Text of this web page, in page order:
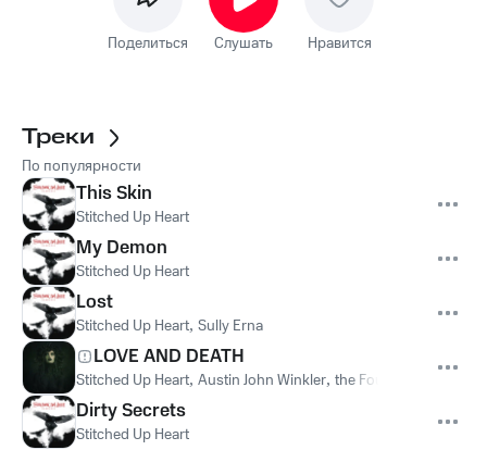
Поделиться Слушать Нравится
Треки
По популярности
This Skin
Stitched Up Heart
My Demon
Stitched Up Heart
Lost
Stitched Up Heart, Sully Erna
LOVE AND DEATH
Stitched Up Heart, Austin John Winkler, the Founder
Dirty Secrets
Stitched Up Heart